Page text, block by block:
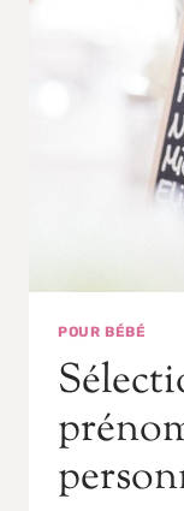
POUR BÉBÉ